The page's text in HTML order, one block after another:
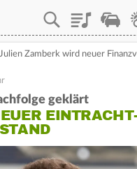
Playlist
Julien Zamberk wird neuer
geklärt
EINTRACHT-